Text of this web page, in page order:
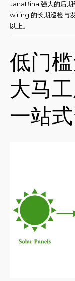
JanaBina 强大的后期
wiring 的长期巡检与
以上。
低门
大马
一站